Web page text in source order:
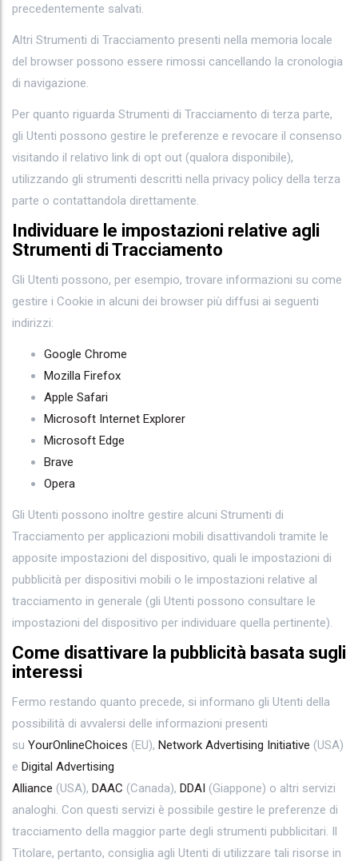
precedentemente salvati.
Altri Strumenti di Tracciamento presenti nella memoria locale
del browser possono essere rimossi cancellando la cronologia
di navigazione.
Per quanto riguarda Strumenti di Tracciamento di terza parte,
gli Utenti possono gestire le preferenze e revocare il consenso
visitando il relativo link di opt out (qualora disponibile),
utilizzando gli strumenti descritti nella privacy policy della terza
parte o contattandola direttamente.
Individuare le impostazioni relative agli
Strumenti di Tracciamento
Gli Utenti possono, per esempio, trovare informazioni su come
gestire i Cookie in alcuni dei browser più diffusi ai seguenti
indirizzi:
Google Chrome
Mozilla Firefox
Apple Safari
Microsoft Internet Explorer
Microsoft Edge
Brave
Opera
Gli Utenti possono inoltre gestire alcuni Strumenti di
Tracciamento per applicazioni mobili disattivandoli tramite le
apposite impostazioni del dispositivo, quali le impostazioni di
pubblicità per dispositivi mobili o le impostazioni relative al
tracciamento in generale (gli Utenti possono consultare le
impostazioni del dispositivo per individuare quella pertinente).
Come disattivare la pubblicità basata sugli
interessi
Fermo restando quanto precede, si informano gli Utenti della
possibilità di avvalersi delle informazioni presenti
su YourOnlineChoices (EU), Network Advertising Initiative (USA)
e Digital Advertising
Alliance (USA), DAAC (Canada), DDAI (Giappone) o altri servizi
analoghi. Con questi servizi è possibile gestire le preferenze di
tracciamento della maggior parte degli strumenti pubblicitari. Il
Titolare, pertanto, consiglia agli Utenti di utilizzare tali risorse in